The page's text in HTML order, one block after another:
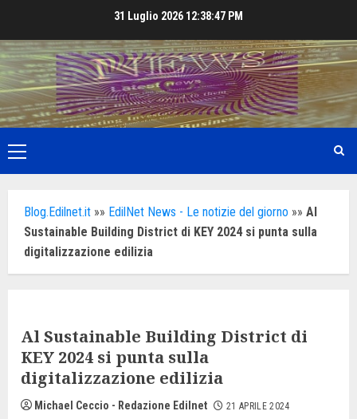
content
31 Luglio 2026 12:38:49 PM
Primary
Menu
Blog.Edilnet.it »» EdilNet News - Le notizie del giorno »» Al
Sustainable Building District di KEY 2024 si punta sulla
digitalizzazione edilizia
Al Sustainable Building District di
KEY 2024 si punta sulla
digitalizzazione edilizia
Michael Ceccio - Redazione Edilnet 21 APRILE 2024